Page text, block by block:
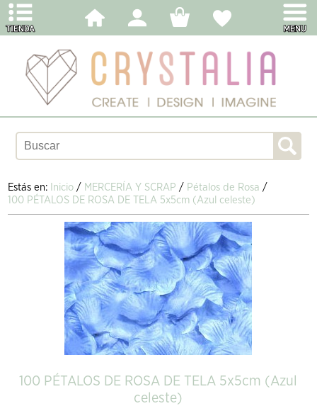
Estás en: Inicio / MERCERÍA Y SCRAP / Pétalos de Rosa /
100 PÉTALOS DE ROSA DE TELA 5x5cm (Azul celeste)
100 PÉTALOS DE ROSA DE TELA 5x5cm (Azul
celeste)